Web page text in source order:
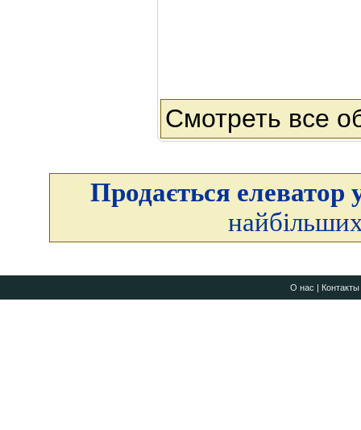
Смотреть все
Продається елеватор
О нас | Контакты